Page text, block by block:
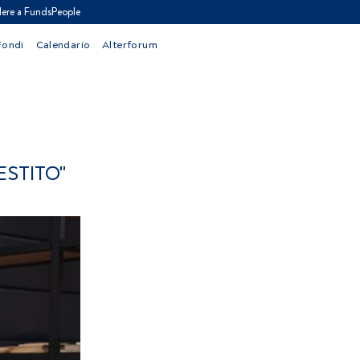
a FundsPeople
Calendario Alterforum